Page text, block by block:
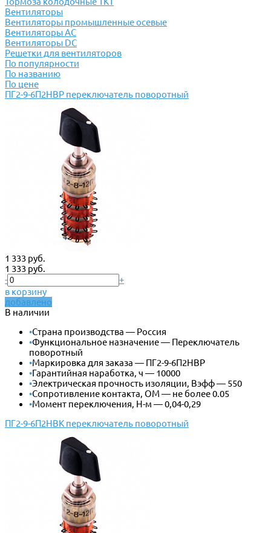
Вентиляторы
Вентиляторы промышленные осевые
Вентиляторы АС
Вентиляторы DC
Решетки для вентиляторов
По популярности
По названию
По цене
ПГ2-9-6П2НВР переключатель поворотный
1 333 руб.
1 333 руб.
-
+
в корзину
добавлено
В наличии
•Страна производства — Россия
•Функциональное назначение — Переключатель
поворотный
•Маркировка для заказа — ПГ2-9-6П2НВР
•Гарантийная наработка, ч — 10000
•Электрическая прочность изоляции, Вэфф — 550
•Сопротивление контакта, ОМ — не более 0.05
•Момент переключения, Н-м — 0,04-0,29
ПГ2-9-6П2НВК переключатель поворотный